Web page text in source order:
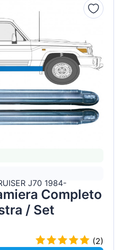
J70 1984-
Completo
/ Set
(2)